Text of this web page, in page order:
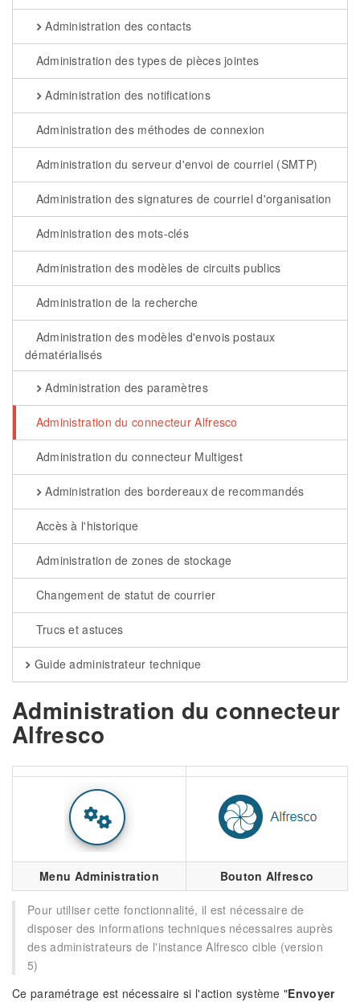
Administration des contacts
Administration des types de pièces jointes
Administration des notifications
Administration des méthodes de connexion
Administration du serveur d'envoi de courriel (SMTP)
Administration des signatures de courriel d'organisation
Administration des mots-clés
Administration des modèles de circuits publics
Administration de la recherche
Administration des modèles d'envois postaux
dématérialisés
Administration des paramètres
Administration du connecteur Alfresco
Administration du connecteur Multigest
Administration des bordereaux de recommandés
Accès à l'historique
Administration de zones de stockage
Changement de statut de courrier
Trucs et astuces
Guide administrateur technique
Administration du connecteur
Alfresco
Menu Administration Bouton Alfresco
Pour utiliser cette fonctionnalité, il est nécessaire de
disposer des informations techniques nécessaires auprès
des administrateurs de l'instance Alfresco cible (version
5)
Ce paramétrage est nécessaire si l'action système "Envoyer